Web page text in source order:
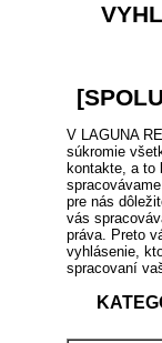
V LAGUNA
súkromie
kontakte, a to
pre nás
vás
práva. Preto
vyhlásenie,
spracovaní